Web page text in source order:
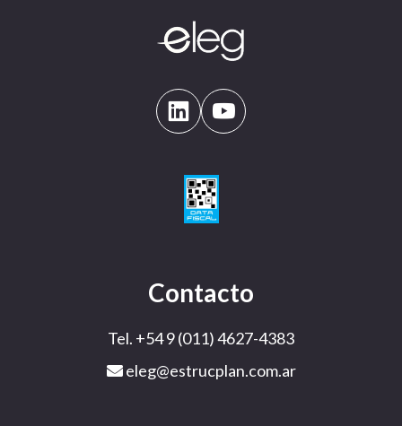
Contacto
Tel. +54 9 (011) 4627-4383
eleg@estrucplan.com.ar